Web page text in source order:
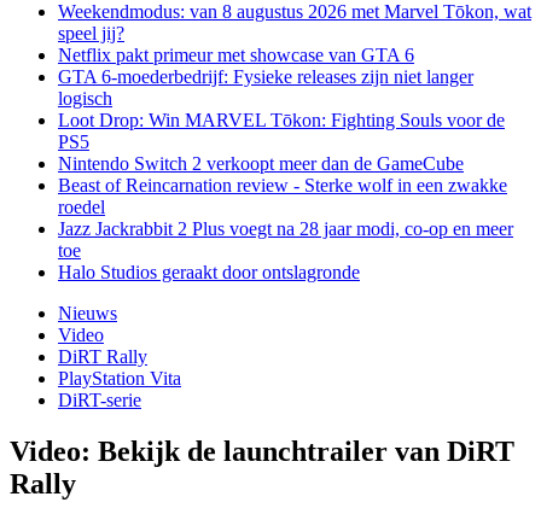
Weekendmodus: van 8 augustus 2026 met Marvel Tōkon, wat
speel jij?
Netflix pakt primeur met showcase van GTA 6
GTA 6-moederbedrijf: Fysieke releases zijn niet langer
logisch
Loot Drop: Win MARVEL Tōkon: Fighting Souls voor de
PS5
Nintendo Switch 2 verkoopt meer dan de GameCube
Beast of Reincarnation review - Sterke wolf in een zwakke
roedel
Jazz Jackrabbit 2 Plus voegt na 28 jaar modi, co-op en meer
toe
Halo Studios geraakt door ontslagronde
Nieuws
Video
DiRT Rally
PlayStation Vita
DiRT-serie
Video: Bekijk de launchtrailer van DiRT
Rally